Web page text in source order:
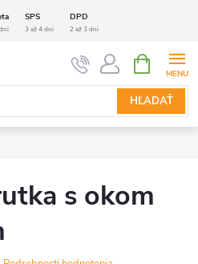
SPS DPD
3 až 4 dni 2 až 3 dni
HĽADAŤ
KOŠÍK
s okom